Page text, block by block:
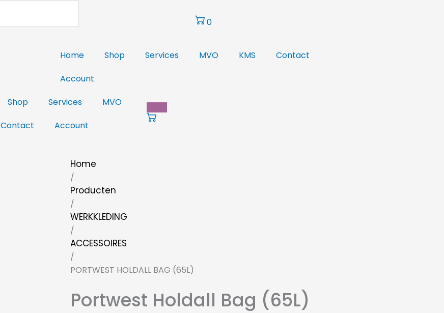
0
Home Shop Services MVO KMS
Contact
Account
Shop Services
MVO
Contact Account
Home
/
Producten
/
WERKKLEDING
/
ACCESSOIRES
/
PORTWEST HOLDALL BAG (65L)
Portwest Holdall Bag (65L)